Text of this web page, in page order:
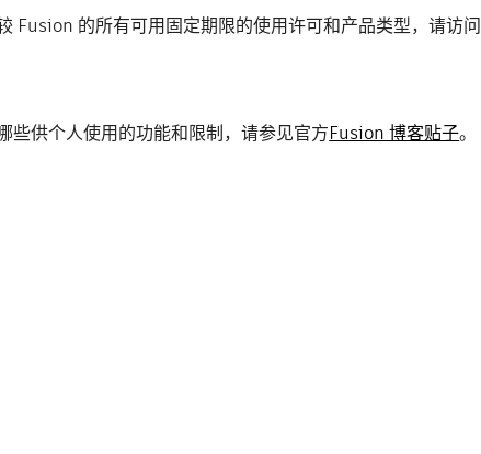
Fusion 的所有可用固定期限的使用许可和产品类型，请访问
供个人使用的功能和限制，请参见官方Fusion 博客贴子。